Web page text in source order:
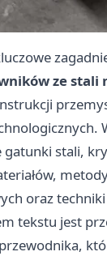
ze stali
gatunki stali,
oraz
tekstu jest